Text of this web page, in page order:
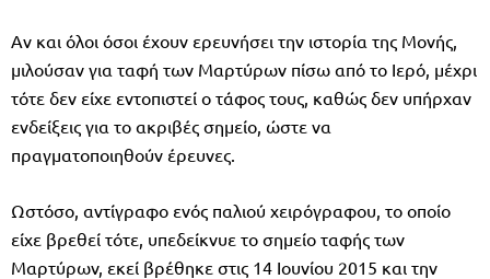
Αν και όλοι όσοι έχουν ερευνήσει την ιστορία της Μονής,
μιλούσαν για ταφή των Μαρτύρων πίσω από το Ιερό, μέχρι
τότε δεν είχε εντοπιστεί ο τάφος τους, καθώς δεν υπήρχαν
ενδείξεις για το ακριβές σημείο, ώστε να
πραγματοποιηθούν έρευνες.
Ωστόσο, αντίγραφο ενός παλιού χειρόγραφου, το οποίο
είχε βρεθεί τότε, υπεδείκνυε το σημείο ταφής των
Μαρτύρων, εκεί βρέθηκε στις 14 Ιουνίου 2015 και την